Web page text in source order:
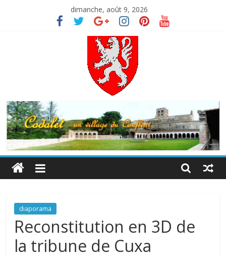
dimanche, août 9, 2026
Codalet
Porte
du
Conflent
diaporama
Reconstitution en 3D de
la tribune de Cuxa